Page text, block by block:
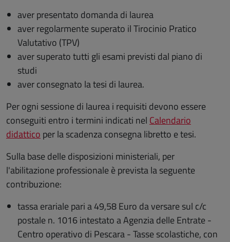
aver presentato domanda di laurea
aver regolarmente superato il Tirocinio Pratico
Valutativo (TPV)
aver superato tutti gli esami previsti dal piano di
studi
aver consegnato la tesi di laurea.
Per ogni sessione di laurea i requisiti devono essere
conseguiti entro i termini indicati nel Calendario
didattico per la scadenza consegna libretto e tesi.
Sulla base delle disposizioni ministeriali, per
l'abilitazione professionale è prevista la seguente
contribuzione:
tassa erariale pari a 49,58 Euro da versare sul c/c
postale n. 1016 intestato a Agenzia delle Entrate -
Centro operativo di Pescara - Tasse scolastiche, con